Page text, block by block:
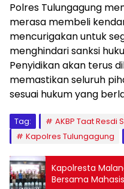
Polres Tulungagung
merasa membeli
mencurigakan untuk
menghindari sanksi
Penyidikan akan terus
memastikan seluruh
sesuai hukum yang
Tag: AKBP Taat Resdi
Kapolres Tulungagung
Kapolresta
Bersama